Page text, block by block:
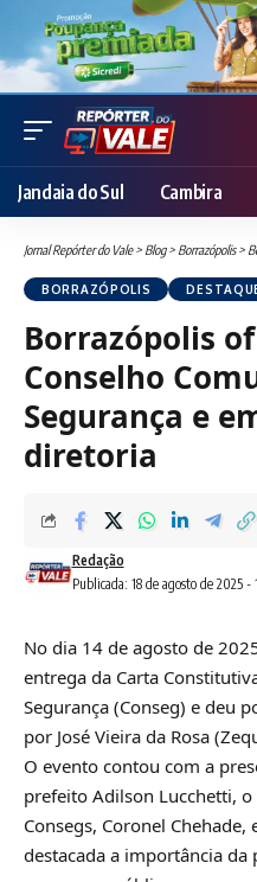
Jandaia do Sul Cambira
Jornal Repórter do Vale> Blog> Borrazópolis>
BORRAZÓPOLIS
Borrazópolis
Conselho
Segurança e
diretoria
Publicada: 18 de agosto de 2025 -
Redação
No dia 14 de agosto de
entrega da Carta
Segurança (Conseg) e deu
por José Vieira da Rosa
O evento contou com a
prefeito Adilson Lucchetti,
Consegs, Coronel Chehade,
destacada a importância